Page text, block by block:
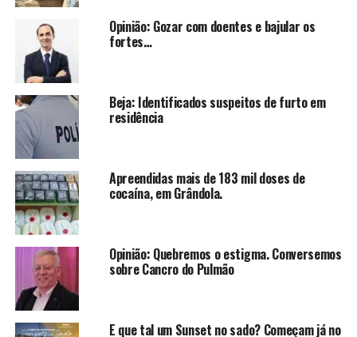
Opinião: Gozar com doentes e bajular os
fortes…
Beja: Identificados suspeitos de furto em
residência
Apreendidas mais de 183 mil doses de
cocaína, em Grândola.
Opinião: Quebremos o estigma. Conversemos
sobre Cancro do Pulmão
E que tal um Sunset no sado? Começam já no